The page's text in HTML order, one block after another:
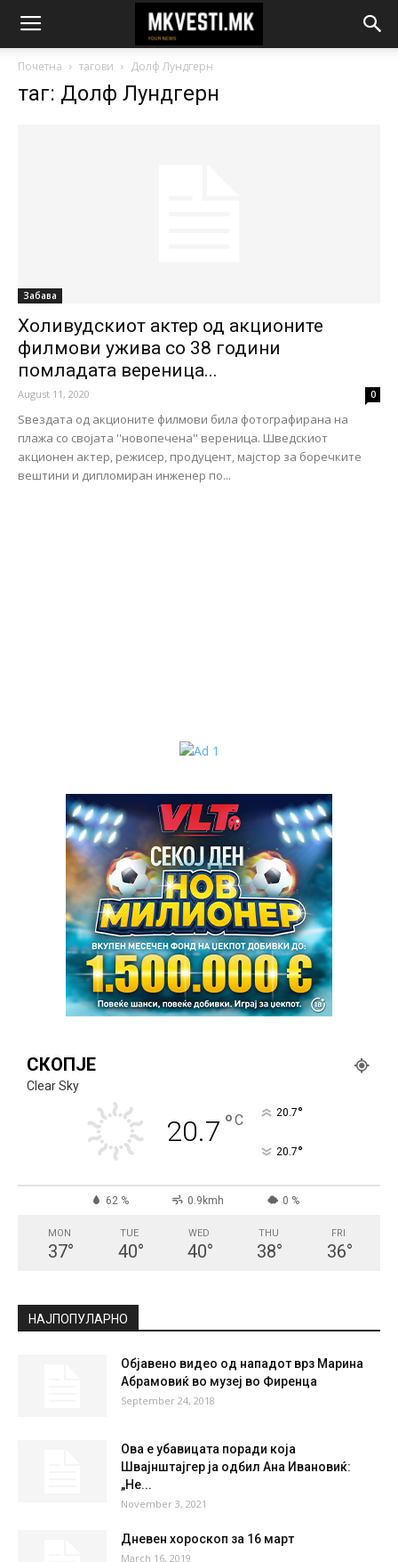
Почетна тагови Долф Лундгерн
таг: Долф Лундгерн
Забава
Холивудскиот актер од акционите
филмови ужива со 38 години
помладата вереница...
August 11, 2020 0
Ѕвездата од акционите филмови била фотографирана на
плажа со својата ''новопечена'' вереница. Шведскиот
акционен актер, режисер, продуцент, мајстор за боречките
вештини и дипломиран инженер по...
СКОПЈЕ
Clear Sky
20.7 °C 20.7°
20.7°
62 % 0.9kmh 0 %
MON
37°
TUE
40°
WED
40°
THU
38°
FRI
36°
НАЈПОПУЛАРНО
Објавено видео од нападот врз Марина
Абрамовиќ во музеј во Фиренца
September 24, 2018
Ова е убавицата поради која
Швајнштајгер ја одбил Ана Ивановиќ:
„Не...
November 3, 2021
Дневен хороскоп за 16 март
March 16, 2019